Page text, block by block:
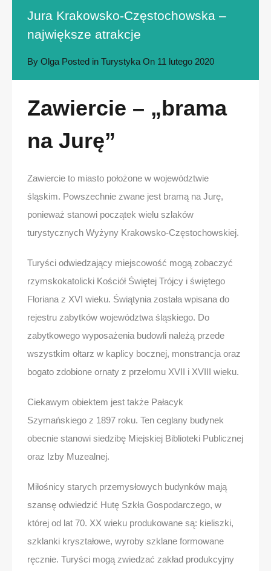
Jura Krakowsko-Częstochowska –
największe atrakcje
By Olga Posted in Turystyka On 11 lutego 2020
Zawiercie – „brama
na Jurę”
Zawiercie to miasto położone w województwie
śląskim. Powszechnie zwane jest bramą na Jurę,
ponieważ stanowi początek wielu szlaków
turystycznych Wyżyny Krakowsko-Częstochowskiej.
Turyści odwiedzający miejscowość mogą zobaczyć
rzymskokatolicki Kościół Świętej Trójcy i świętego
Floriana z XVI wieku. Świątynia została wpisana do
rejestru zabytków województwa śląskiego. Do
zabytkowego wyposażenia budowli należą przede
wszystkim ołtarz w kaplicy bocznej, monstrancja oraz
bogato zdobione ornaty z przełomu XVII i XVIII wieku.
Ciekawym obiektem jest także Pałacyk
Szymańskiego z 1897 roku. Ten ceglany budynek
obecnie stanowi siedzibę Miejskiej Biblioteki Publicznej
oraz Izby Muzealnej.
Miłośnicy starych przemysłowych budynków mają
szansę odwiedzić Hutę Szkła Gospodarczego, w
której od lat 70. XX wieku produkowane są: kieliszki,
szklanki kryształowe, wyroby szklane formowane
ręcznie. Turyści mogą zwiedzać zakład produkcyjny